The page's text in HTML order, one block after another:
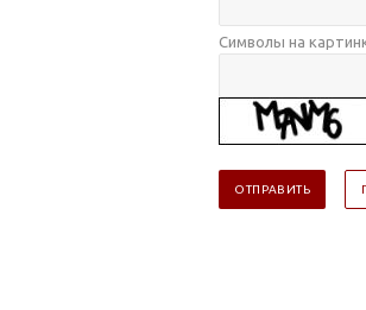
Символы на